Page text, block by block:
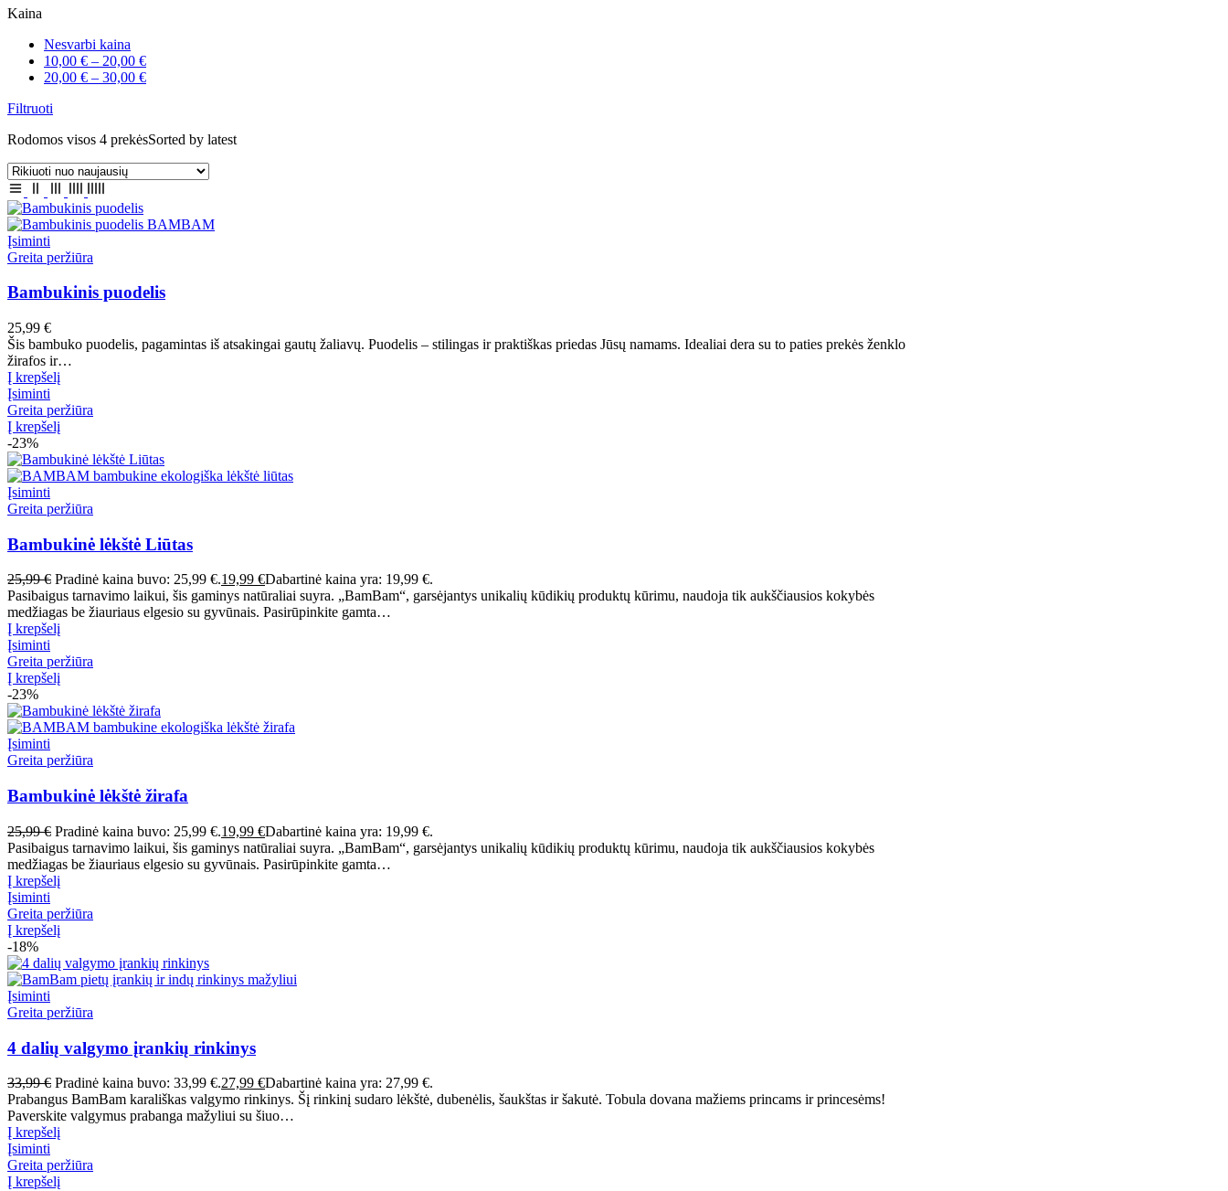
Kaina
Nesvarbi kaina
10,00 € – 20,00 €
20,00 € – 30,00 €
Filtruoti
Rodomos visos 4 prekėsSorted by latest
Įsiminti
Greita peržiūra
Bambukinis puodelis
25,99 €
Šis bambuko puodelis, pagamintas iš atsakingai gautų žaliavų. Puodelis – stilingas ir praktiškas priedas Jūsų namams. Idealiai dera su to paties prekės ženklo
žirafos ir…
Į krepšelį
Įsiminti
Greita peržiūra
Į krepšelį
-23%
Įsiminti
Greita peržiūra
Bambukinė lėkštė Liūtas
25,99€ Pradinė kaina buvo: 25,99 €.19,99 €Dabartinė kaina yra: 19,99 €.
Pasibaigus tarnavimo laikui, šis gaminys natūraliai suyra. „BamBam“, garsėjantys unikalių kūdikių produktų kūrimu, naudoja tik aukščiausios kokybės
medžiagas be žiauriaus elgesio su gyvūnais. Pasirūpinkite gamta…
Į krepšelį
Įsiminti
Greita peržiūra
Į krepšelį
-23%
Įsiminti
Greita peržiūra
Bambukinė lėkštė žirafa
25,99€ Pradinė kaina buvo: 25,99 €.19,99 €Dabartinė kaina yra: 19,99 €.
Pasibaigus tarnavimo laikui, šis gaminys natūraliai suyra. „BamBam“, garsėjantys unikalių kūdikių produktų kūrimu, naudoja tik aukščiausios kokybės
medžiagas be žiauriaus elgesio su gyvūnais. Pasirūpinkite gamta…
Į krepšelį
Įsiminti
Greita peržiūra
Į krepšelį
-18%
Įsiminti
Greita peržiūra
4 dalių valgymo įrankių rinkinys
33,99€ Pradinė kaina buvo: 33,99 €.27,99 €Dabartinė kaina yra: 27,99 €.
Prabangus BamBam karališkas valgymo rinkinys. Šį rinkinį sudaro lėkštė, dubenėlis, šaukštas ir šakutė. Tobula dovana mažiems princams ir princesėms!
Paverskite valgymus prabanga mažyliui su šiuo…
Į krepšelį
Įsiminti
Greita peržiūra
Į krepšelį